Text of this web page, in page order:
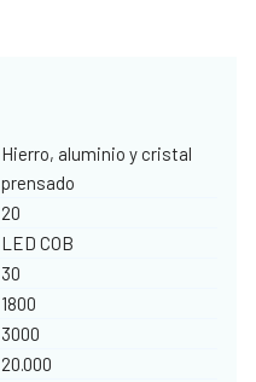
Hierro, aluminio y cristal
prensado
20
LED COB
30
1800
3000
20.000